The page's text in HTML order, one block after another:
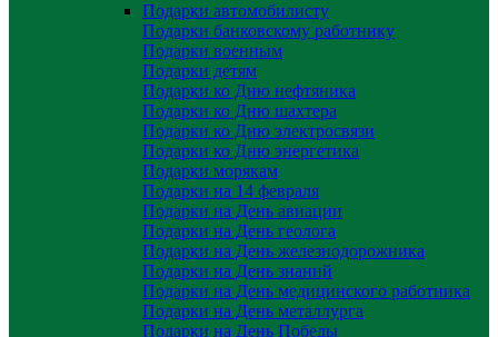
Подарки автомобилисту
Подарки банковскому работнику
Подарки военным
Подарки детям
Подарки ко Дню нефтяника
Подарки ко Дню шахтера
Подарки ко Дню электросвязи
Подарки ко Дню энергетика
Подарки морякам
Подарки на 14 февраля
Подарки на День авиации
Подарки на День геолога
Подарки на День железнодорожника
Подарки на День знаний
Подарки на День медицинского работника
Подарки на День металлурга
Подарки на День Победы